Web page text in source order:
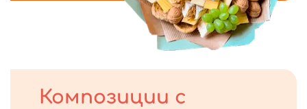
Композиции с